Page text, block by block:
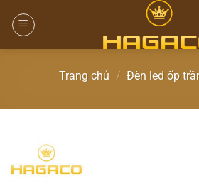
Trang chủ / Đèn led ốp